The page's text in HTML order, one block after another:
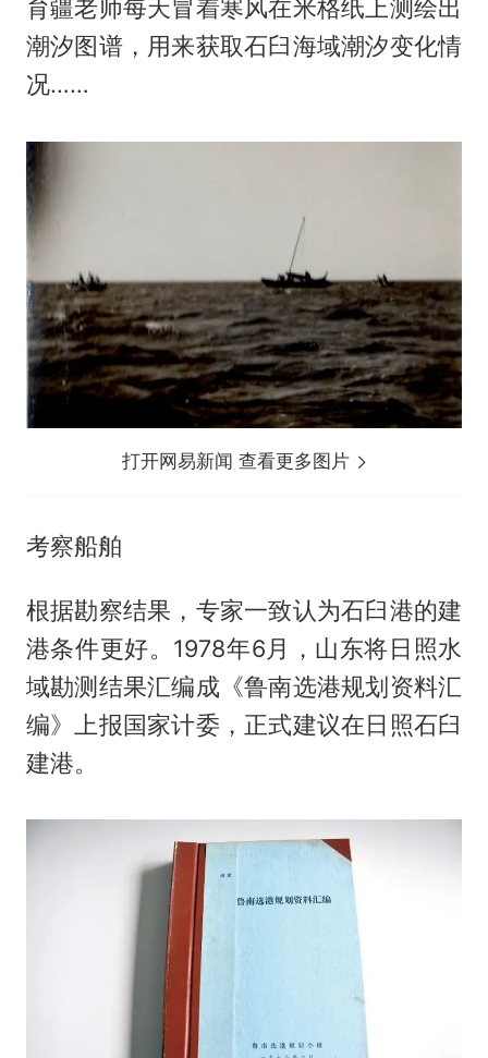
育疆老师每天冒着寒风在米格纸上测绘出
潮汐图谱，用来获取石臼海域潮汐变化情
况……
打开网易新闻 查看更多图片
考察船舶
根据勘察结果，专家一致认为石臼港的建
港条件更好。1978年6月，山东将日照水
域勘测结果汇编成《鲁南选港规划资料汇
编》上报国家计委，正式建议在日照石臼
建港。